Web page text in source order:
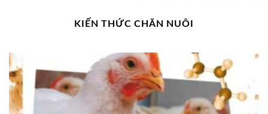
KIẾN THỨC CHĂN NUÔI